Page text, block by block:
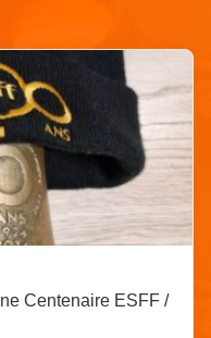
Centenaire ESFF /